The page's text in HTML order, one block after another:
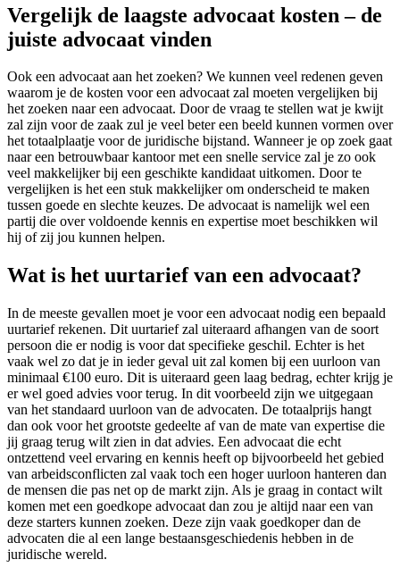
Vergelijk de laagste advocaat kosten – de
juiste advocaat vinden
Ook een advocaat aan het zoeken? We kunnen veel redenen geven
waarom je de kosten voor een advocaat zal moeten vergelijken bij
het zoeken naar een advocaat. Door de vraag te stellen wat je kwijt
zal zijn voor de zaak zul je veel beter een beeld kunnen vormen over
het totaalplaatje voor de juridische bijstand. Wanneer je op zoek gaat
naar een betrouwbaar kantoor met een snelle service zal je zo ook
veel makkelijker bij een geschikte kandidaat uitkomen. Door te
vergelijken is het een stuk makkelijker om onderscheid te maken
tussen goede en slechte keuzes. De advocaat is namelijk wel een
partij die over voldoende kennis en expertise moet beschikken wil
hij of zij jou kunnen helpen.
Wat is het uurtarief van een advocaat?
In de meeste gevallen moet je voor een advocaat nodig een bepaald
uurtarief rekenen. Dit uurtarief zal uiteraard afhangen van de soort
persoon die er nodig is voor dat specifieke geschil. Echter is het
vaak wel zo dat je in ieder geval uit zal komen bij een uurloon van
minimaal €100 euro. Dit is uiteraard geen laag bedrag, echter krijg je
er wel goed advies voor terug. In dit voorbeeld zijn we uitgegaan
van het standaard uurloon van de advocaten. De totaalprijs hangt
dan ook voor het grootste gedeelte af van de mate van expertise die
jij graag terug wilt zien in dat advies. Een advocaat die echt
ontzettend veel ervaring en kennis heeft op bijvoorbeeld het gebied
van arbeidsconflicten zal vaak toch een hoger uurloon hanteren dan
de mensen die pas net op de markt zijn. Als je graag in contact wilt
komen met een goedkope advocaat dan zou je altijd naar een van
deze starters kunnen zoeken. Deze zijn vaak goedkoper dan de
advocaten die al een lange bestaansgeschiedenis hebben in de
juridische wereld.